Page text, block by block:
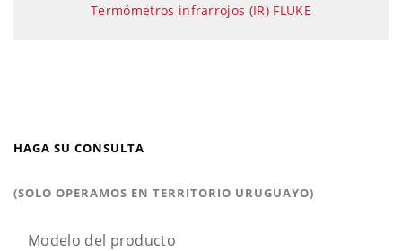
Termómetros infrarrojos (IR) FLUKE
HAGA SU CONSULTA
(SOLO OPERAMOS EN TERRITORIO URUGUAYO)
Modelo del producto